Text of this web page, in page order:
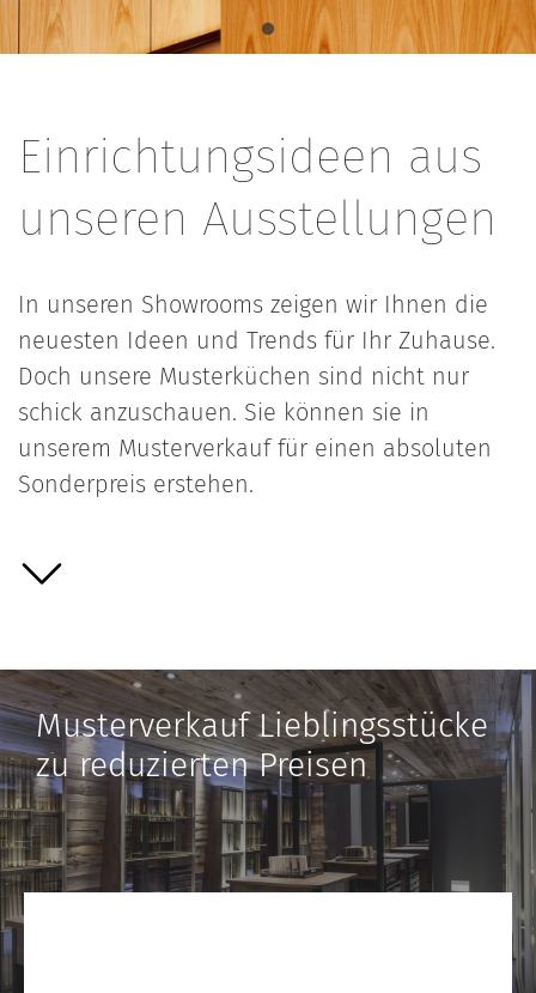
Einrichtungsideen aus
unseren Ausstellungen
In unseren Showrooms zeigen wir Ihnen die
neuesten Ideen und Trends für Ihr Zuhause.
Doch unsere Musterküchen sind nicht nur
schick anzuschauen. Sie können sie in
unserem Musterverkauf für einen absoluten
Sonderpreis erstehen.
Musterverkauf Lieblingsstücke
zu reduzierten Preisen